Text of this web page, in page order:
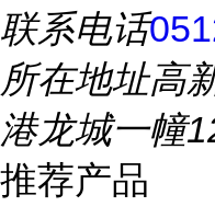
联系电话
所在地址高
港龙城一幢
推荐产品